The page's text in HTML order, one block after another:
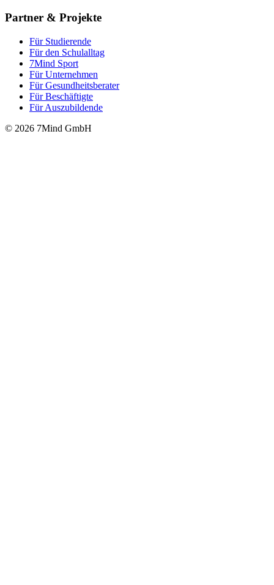
Partner & Projekte
Für Stu­die­rende
Für den Schulalltag
7Mind Sport
Für Unter­neh­men
Für Gesund­heits­be­ra­ter
Für Beschäftigte
Für Auszubildende
© 2026 7Mind GmbH